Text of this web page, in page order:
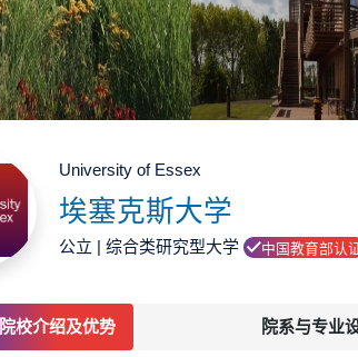
University of Essex
埃塞克斯大学
公立 | 综合类研究型大学 中国教育部认
院校介绍及优势 院系与专业